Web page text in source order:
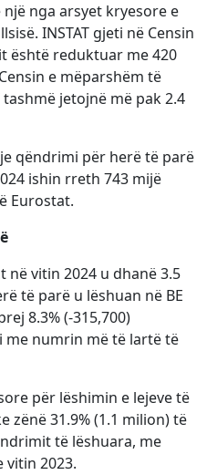
një nga arsyet kryesore e
INSTAT gjeti në Censin
është reduktuar me 420
e mëparshëm të
tashmë jetojnë më pak 2.4
qëndrimi për herë të parë
ishin rreth 743 mijë
Eurostat.
në vitin 2024 u dhanë 3.5
të parë u lëshuan në BE
8.3% (-315,700)
me numrin më të lartë të
për lëshimin e lejeve të
zënë 31.9% (1.1 milion) të
të lëshuara, me
vitin 2023.